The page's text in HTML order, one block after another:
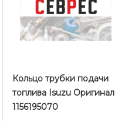
Кольцо трубки подачи
топлива Isuzu Оригинал
1156195070